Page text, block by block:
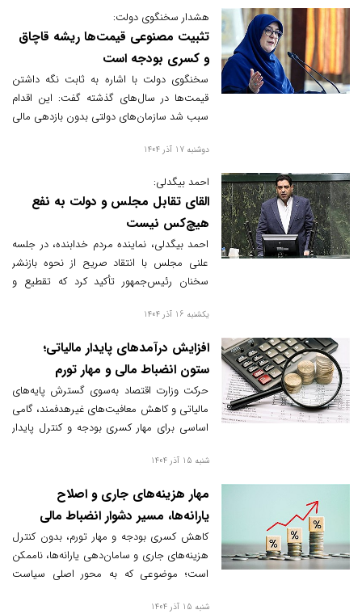
هشدار سخنگوی دولت:
تثبیت مصنوعی قیمت‌ها ریشه قاچاق
و کسری بودجه است
سخنگوی دولت با اشاره به ثابت نگه داشتن
قیمت‌ها در سال‌های گذشته گفت: این اقدام
سبب شد سازمان‌های دولتی بدون بازدهی مالی
بیش از ۴۰ درصد برسد.
دوشنبه 17 آذر 1404
احمد بیگدلی:
القای تقابل مجلس و دولت به نفع
هیچ‌کس نیست
احمد بیگدلی، نماینده مردم خدابنده، در جلسه
علنی مجلس با انتقاد صریح از نحوه بازنشر
سخنان رئیس‌جمهور تأکید کرد که تقطیع و
فضای مجلس و افکار عمومی را به‌طور غیرواقعی
توصیه‌های رهبری در زمینه همراهی با دولت
سازگار نیست.
یکشنبه 16 آذر 1404
افزایش درآمدهای پایدار مالیاتی؛
ستون انضباط مالی و مهار تورم
حرکت وزارت اقتصاد به‌سوی گسترش پایه‌های
مالیاتی و کاهش معافیت‌های غیرهدفمند، گامی
اساسی برای مهار کسری بودجه و کنترل پایدار
شنبه 15 آذر 1404
مهار هزینه‌های جاری و اصلاح
یارانه‌ها، مسیر دشوار انضباط مالی
کاهش کسری بودجه و مهار تورم، بدون کنترل
هزینه‌های جاری و سامان‌دهی یارانه‌ها، ناممکن
است؛ موضوعی که به محور اصلی سیاست
شنبه 15 آذر 1404